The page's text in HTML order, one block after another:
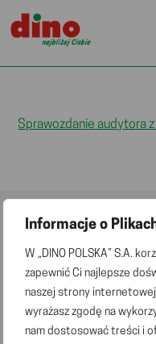
Informacje o
W „DINO POLSKA” S.A.
zapewnić Ci najlepsze
naszej strony
wyrażasz zgodę na
nam dostosować treści i
Sprawozdanie audytora z
© 2026 „DINO